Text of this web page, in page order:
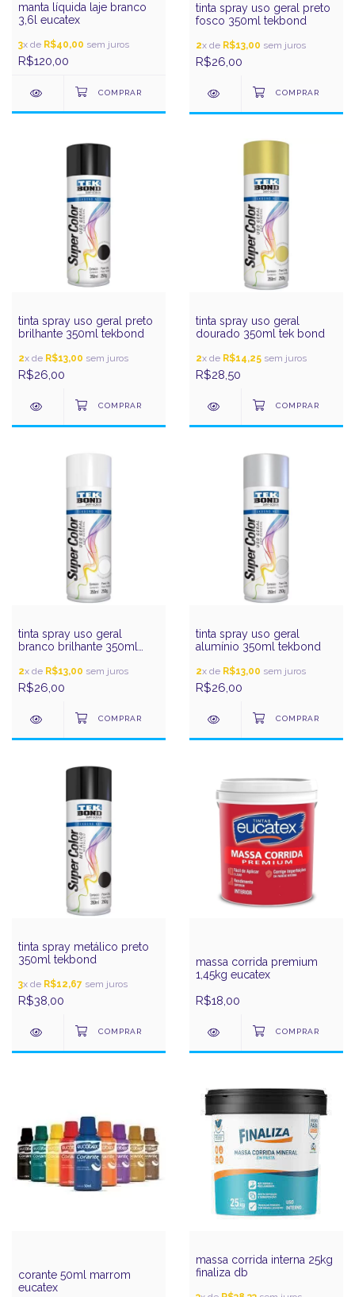
manta líquida laje branco
3,6l eucatex
3x de R$40,00 sem juros
R$120,00
tinta spray uso geral preto
fosco 350ml tekbond
2x de R$13,00 sem juros
R$26,00
tinta spray uso geral preto
brilhante 350ml tekbond
2x de R$13,00 sem juros
R$26,00
tinta spray uso geral
dourado 350ml tek bond
2x de R$14,25 sem juros
R$28,50
tinta spray uso geral
branco brilhante 350ml
2x de R$13,00 sem juros
R$26,00
tinta spray uso geral
alumínio 350ml tekbond
2x de R$13,00 sem juros
R$26,00
tinta spray metálico preto
350ml tekbond
3x de R$12,67 sem juros
R$38,00
massa corrida premium
1,45kg eucatex
R$18,00
corante 50ml marrom
eucatex
massa corrida interna 25kg
finaliza db